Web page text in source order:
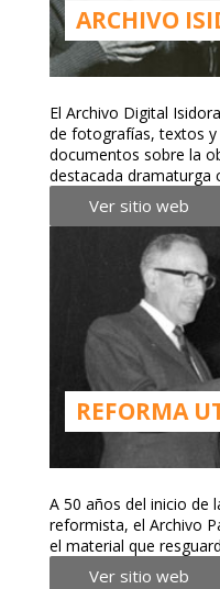
ARCHIVO
El Archivo Digital
de fotografías, textos y
documentos sobre la
destacada dramaturga
Ver sitio web
REFORMA
A 50 años del inicio de
reformista, el Archivo
el material que
Ver sitio web